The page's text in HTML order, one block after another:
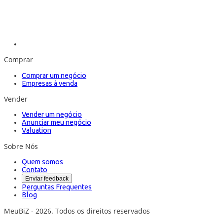
Comprar
Comprar um negócio
Empresas à venda